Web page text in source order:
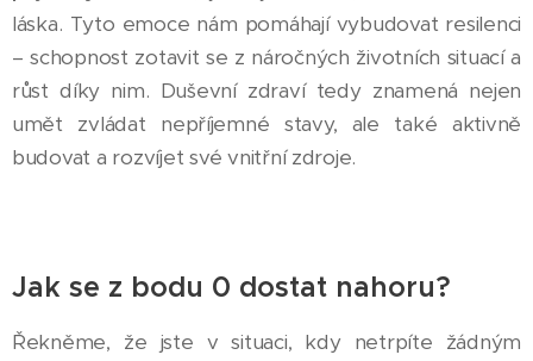
láska. Tyto emoce nám pomáhají vybudovat resilenci
– schopnost zotavit se z náročných životních situací a
růst díky nim. Duševní zdraví tedy znamená nejen
umět zvládat nepříjemné stavy, ale také aktivně
budovat a rozvíjet své vnitřní zdroje.
Jak se z bodu 0 dostat nahoru?
Řekněme, že jste v situaci, kdy netrpíte žádným